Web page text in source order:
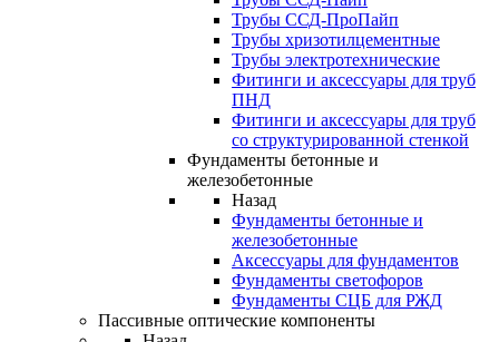
Трубы ССД-ПроПайп
Трубы хризотилцементные
Трубы электротехнические
Фитинги и аксессуары для труб
ПНД
Фитинги и аксессуары для труб
со структурированной стенкой
Фундаменты бетонные и
железобетонные
Назад
Фундаменты бетонные и
железобетонные
Аксессуары для фундаментов
Фундаменты светофоров
Фундаменты СЦБ для РЖД
Пассивные оптические компоненты